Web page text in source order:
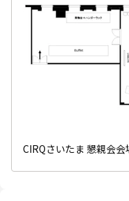
CIRQさいたま 懇親会会